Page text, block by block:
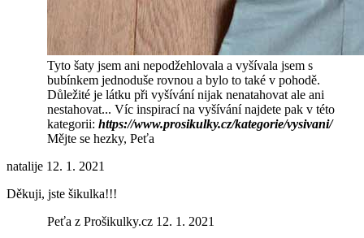
Tyto šaty jsem ani nepodžehlovala a vyšívala jsem s
bubínkem jednoduše rovnou a bylo to také v pohodě.
Důležité je látku při vyšívání nijak nenatahovat ale ani
nestahovat... Víc inspirací na vyšívání najdete pak v této
kategorii: https://www.prosikulky.cz/kategorie/vysivani/
Mějte se hezky, Peťa
natalije 12. 1. 2021
Děkuji, jste šikulka!!!
Peťa z Prošikulky.cz 12. 1. 2021